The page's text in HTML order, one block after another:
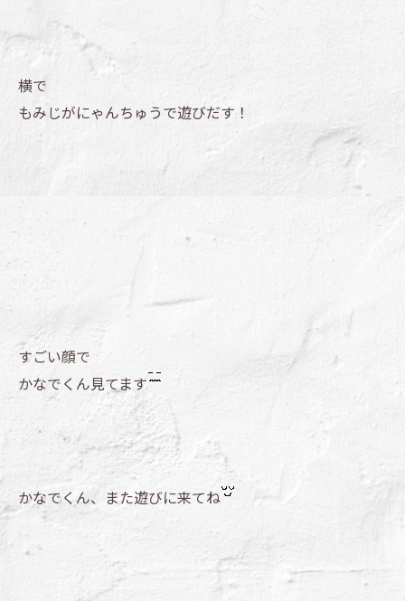
横で
もみじがにゃんちゅうで遊びだす！
すごい顔で
かなでくん見てます
かなでくん、また遊びに来てね